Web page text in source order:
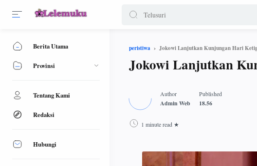
peristiwa Jokowi Lanjutkan Kunjungan Hari
Jokowi Lanjutkan
1 minute read
Berita Utama
Provinsi
Tentang Kami
Redaksi
Hubungi